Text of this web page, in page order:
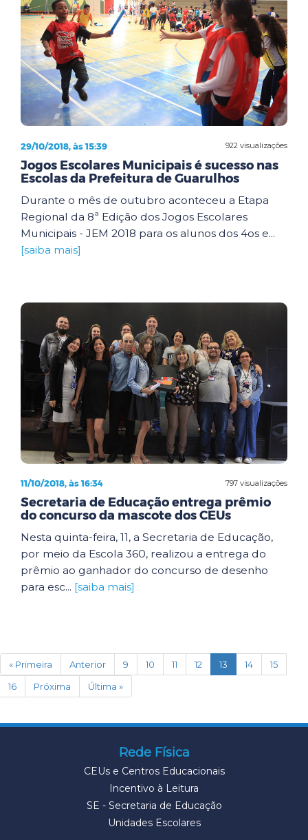
922 visualizações
29/10/2018, às 15:39
Jogos Escolares Municipais é sucesso nas
Escolas da Prefeitura de Guarulhos
Durante o mês de outubro aconteceu a Etapa
Regional da 8ª Edição dos Jogos Escolares
Municipais - JEM 2018 para os alunos dos 4os e...
[saiba mais]
797 visualizações
11/10/2018, às 16:34
Secretaria de Educação entrega prêmio
do concurso da mascote dos CEUs
Nesta quinta-feira, 11, a Secretaria de Educação,
por meio da Escola 360, realizou a entrega do
prêmio ao ganhador do concurso de desenho
para esc... [saiba mais]
« Primeira Anterior 9 10 11 12 13 (current)
14
15
16
Próxima Última »
Rede Física
CEUs e Centros Educacionais
Incentivo à Leitura
SE - Secretaria de Educação
Unidades Escolares